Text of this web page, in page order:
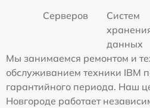
Серверов
Систем
данных
Мы занимаемся ремонтом и
обслуживанием техники IBM
гарантийного периода. Наш
Новгороде работает